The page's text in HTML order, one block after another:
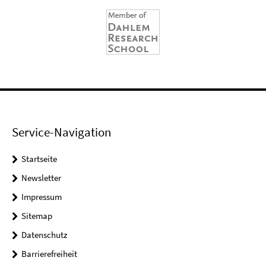
Service-Navigation
Startseite
Newsletter
Impressum
Sitemap
Datenschutz
Barrierefreiheit